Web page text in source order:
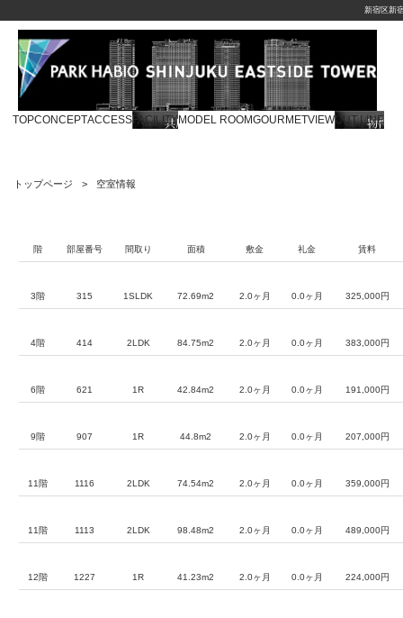
新宿区新
TOPCONCEPTACCESS FACILITYMODEL ROOMGOURMETVIEWOUT LINE
トップページ 空室情報
階 部屋番号 間取り 面積 敷金 礼金 賃料
3階 315 1SLDK 72.69m2 2.0ヶ月 0.0ヶ月 325,000円
4階 414 2LDK 84.75m2 2.0ヶ月 0.0ヶ月 383,000円
6階 621 1R 42.84m2 2.0ヶ月 0.0ヶ月 191,000円
9階 907 1R 44.8m2 2.0ヶ月 0.0ヶ月 207,000円
11階 1116 2LDK 74.54m2 2.0ヶ月 0.0ヶ月 359,000円
11階 1113 2LDK 98.48m2 2.0ヶ月 0.0ヶ月 489,000円
12階 1227 1R 41.23m2 2.0ヶ月 0.0ヶ月 224,000円